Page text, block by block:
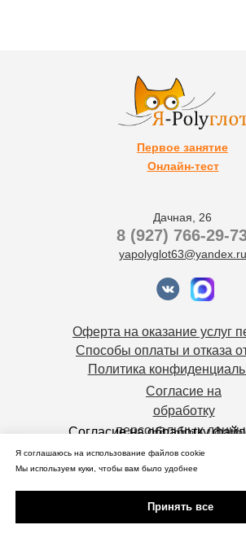
Я соглашаюсь на использование файлов cookie
Мы используем куки, чтобы вам было удобнее
Принять все
8 (927) 766-29-
Первое занятие
Дачная, 26
Онлайн-тест
yapolyglot63@yandex.ru
© 2026 Лингвистический
Полиглот» — курсы
языков для взрослых и
Политика
Согласие на
обработку
персональных
Согласие на обработку
Способы оплаты и отказа
Оферта на оказание услуг